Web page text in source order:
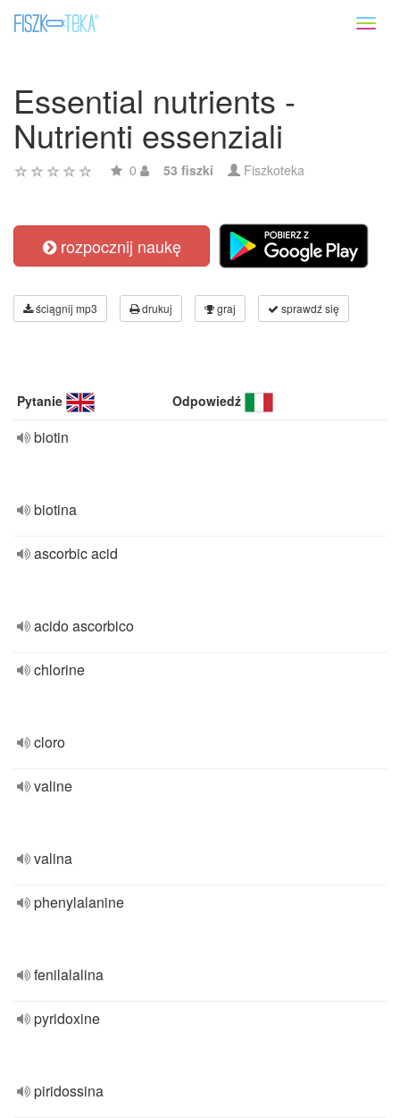
Essential nutrients -
Nutrienti essenziali
0 53 fiszki Fiszkoteka
rozpocznij naukę
ściągnij mp3 drukuj graj sprawdź się
Pytanie Odpowiedź
biotin
biotina
ascorbic acid
acido ascorbico
chlorine
cloro
valine
valina
phenylalanine
fenilalalina
pyridoxine
piridossina